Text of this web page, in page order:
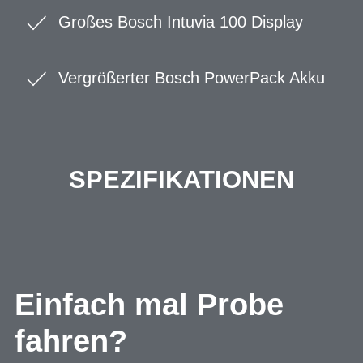
Großes Bosch Intuvia 100 Display
Vergrößerter Bosch PowerPack Akku
SPEZIFIKATIONEN
Einfach mal Probe
fahren?